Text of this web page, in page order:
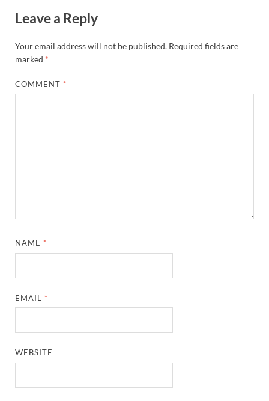
Leave a Reply
Your email address will not be published. Required fields are
marked *
COMMENT *
NAME *
EMAIL *
WEBSITE